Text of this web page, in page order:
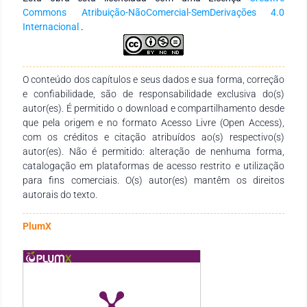
Commons Atribuição-NãoComercial-SemDerivações 4.0
Internacional .
O conteúdo dos capítulos e seus dados e sua forma, correção
e confiabilidade, são de responsabilidade exclusiva do(s)
autor(es). É permitido o download e compartilhamento desde
que pela origem e no formato Acesso Livre (Open Access),
com os créditos e citação atribuídos ao(s) respectivo(s)
autor(es). Não é permitido: alteração de nenhuma forma,
catalogação em plataformas de acesso restrito e utilização
para fins comerciais. O(s) autor(es) mantêm os direitos
autorais do texto.
PlumX